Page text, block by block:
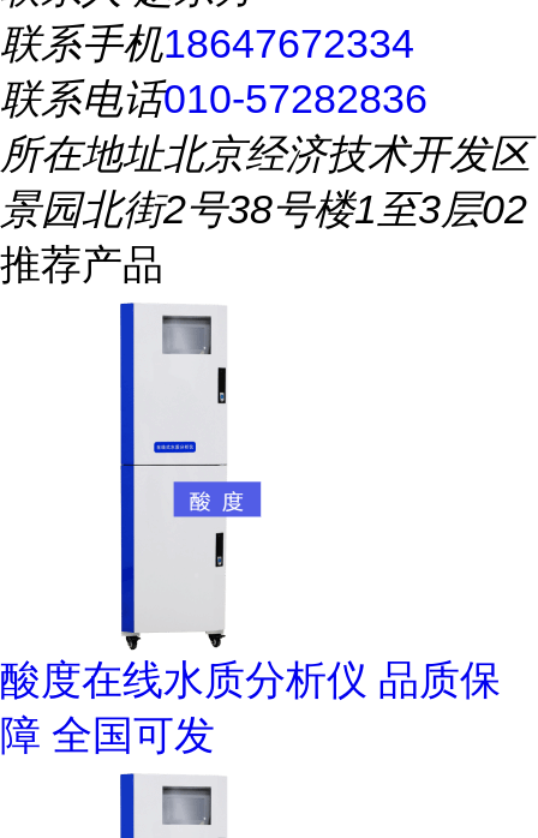
联系手机18647672334
联系电话010-57282836
所在地址北京经济技术开发区
景园北街2号38号楼1至3层02
推荐产品
酸度在线水质分析仪 品质保
障 全国可发